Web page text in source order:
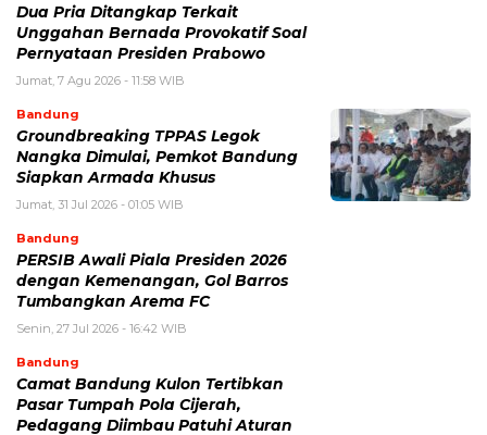
Dua Pria Ditangkap Terkait
Unggahan Bernada Provokatif Soal
Pernyataan Presiden Prabowo
Jumat, 7 Agu 2026 - 11:58 WIB
Bandung
Groundbreaking TPPAS Legok
Nangka Dimulai, Pemkot Bandung
Siapkan Armada Khusus
Jumat, 31 Jul 2026 - 01:05 WIB
Bandung
PERSIB Awali Piala Presiden 2026
dengan Kemenangan, Gol Barros
Tumbangkan Arema FC
Senin, 27 Jul 2026 - 16:42 WIB
Bandung
Camat Bandung Kulon Tertibkan
Pasar Tumpah Pola Cijerah,
Pedagang Diimbau Patuhi Aturan